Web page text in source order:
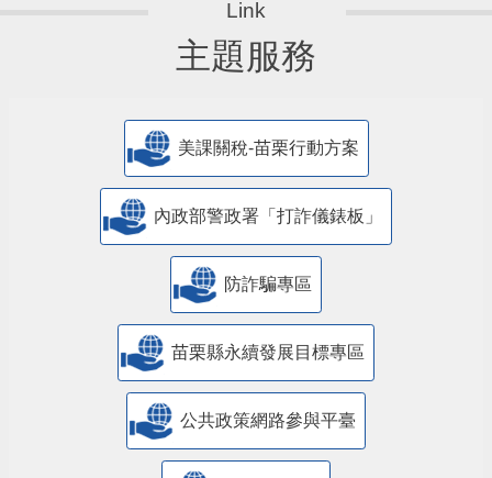
主題服務
美課關稅-苗栗行動方案
內政部警政署「打詐儀錶板」
防詐騙專區
苗栗縣永續發展目標專區
公共政策網路參與平臺